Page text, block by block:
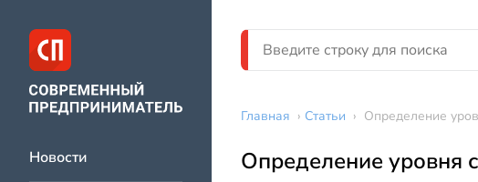
Новости
Главная › Статьи › Определение
Определение уровня